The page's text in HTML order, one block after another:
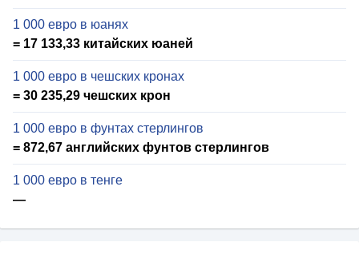
1 000 евро в юанях
= 17 133,33 китайских юаней
1 000 евро в чешских кронах
= 30 235,29 чешских крон
1 000 евро в фунтах стерлингов
= 872,67 английских фунтов стерлингов
1 000 евро в тенге
—